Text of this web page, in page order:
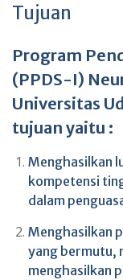
Tujuan
Program
(PPDS-I)
Universitas
tujuan yaitu :
Menghasilkan
kompetensi
dalam
Menghasilkan
yang bermutu,
menghasilkan